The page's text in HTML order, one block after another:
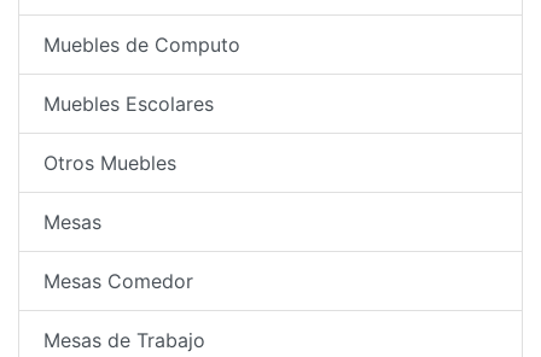
Muebles de Computo
Muebles Escolares
Otros Muebles
Mesas
Mesas Comedor
Mesas de Trabajo